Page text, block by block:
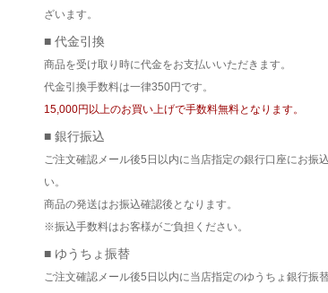
ざいます。
■ 代金引換
商品を受け取り時に代金をお支払いいただきます。
代金引換手数料は一律350円です。
15,000円以上のお買い上げで手数料無料となります。
■ 銀行振込
ご注文確認メール後5日以内に当店指定の銀行口座にお振
い。
商品の発送はお振込確認後となります。
※振込手数料はお客様がご負担ください。
■ ゆうちょ振替
ご注文確認メール後5日以内に当店指定のゆうちょ銀行振